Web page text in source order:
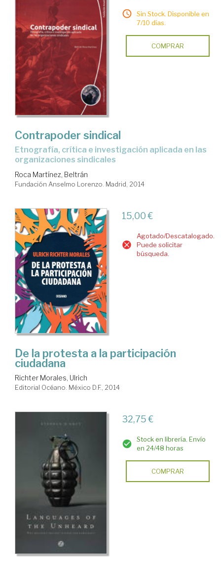
Sin Stock. Disponible en
7/10 días.
COMPRAR
Contrapoder sindical
etnografía, crítica e investigación aplicada en las
organizaciones sindicales
Roca Martínez, Beltrán
Fundación Anselmo Lorenzo. Madrid, 2014
15,00 €
Agotado/Descatalogado.
Puede solicitar
búsqueda.
De la protesta a la participación
ciudadana
Richter Morales, Ulrich
Editorial Océano. México D.F., 2014
32,75 €
Stock en librería. Envío
en 24/48 horas
COMPRAR